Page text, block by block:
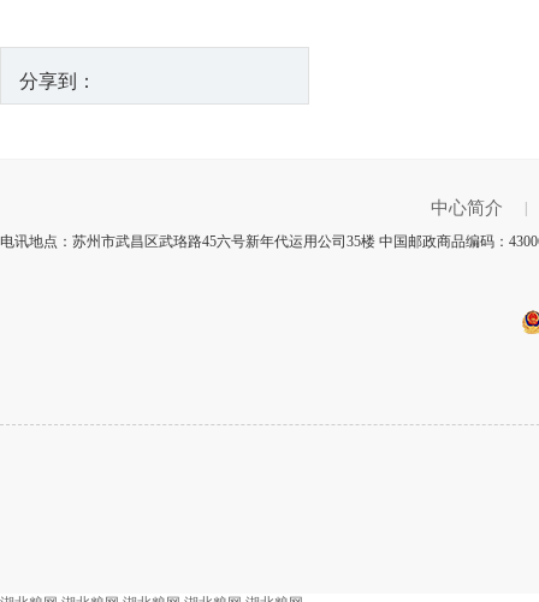
分享到：
中心简介
电讯地点：苏州市武昌区武珞路45六号新年代运用公司35楼 中国邮政商品编码：